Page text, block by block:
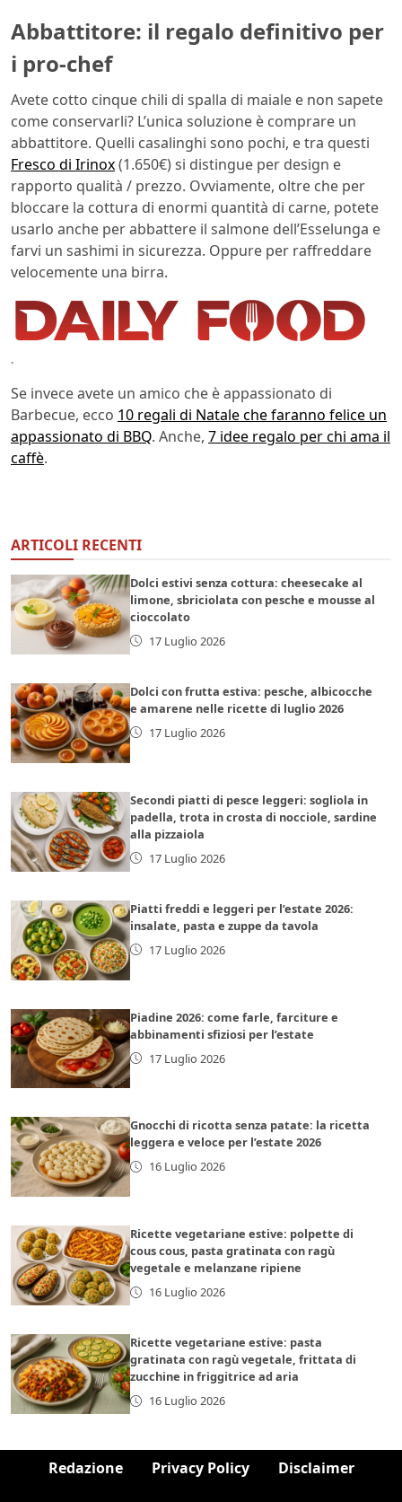
Abbattitore: il regalo definitivo per
i pro-chef
Avete cotto cinque chili di spalla di maiale e non sapete
come conservarli? L’unica soluzione è comprare un
abbattitore. Quelli casalinghi sono pochi, e tra questi
Fresco di Irinox(1.650€) si distingue per design e
rapporto qualità / prezzo. Ovviamente, oltre che per
bloccare la cottura di enormi quantità di carne, potete
usarlo anche per abbattere il salmone dell’Esselunga e
farvi un sashimi in sicurezza. Oppure per raffreddare
velocemente una birra.
.
Se invece avete un amico che è appassionato di
Barbecue, ecco 10 regali di Natale che faranno felice un
appassionato di BBQ. Anche, 7 idee regalo per chi ama il
caffè.
ARTICOLI RECENTI
Dolci estivi senza cottura: cheesecake al
limone, sbriciolata con pesche e mousse al
cioccolato
17 Luglio 2026
Dolci con frutta estiva: pesche, albicocche
e amarene nelle ricette di luglio 2026
17 Luglio 2026
Secondi piatti di pesce leggeri: sogliola in
padella, trota in crosta di nocciole, sardine
alla pizzaiola
17 Luglio 2026
Piatti freddi e leggeri per l’estate 2026:
insalate, pasta e zuppe da tavola
17 Luglio 2026
Piadine 2026: come farle, farciture e
abbinamenti sfiziosi per l’estate
17 Luglio 2026
Gnocchi di ricotta senza patate: la ricetta
leggera e veloce per l’estate 2026
16 Luglio 2026
Ricette vegetariane estive: polpette di
cous cous, pasta gratinata con ragù
vegetale e melanzane ripiene
16 Luglio 2026
Ricette vegetariane estive: pasta
gratinata con ragù vegetale, frittata di
zucchine in friggitrice ad aria
16 Luglio 2026
Redazione Privacy Policy Disclaimer